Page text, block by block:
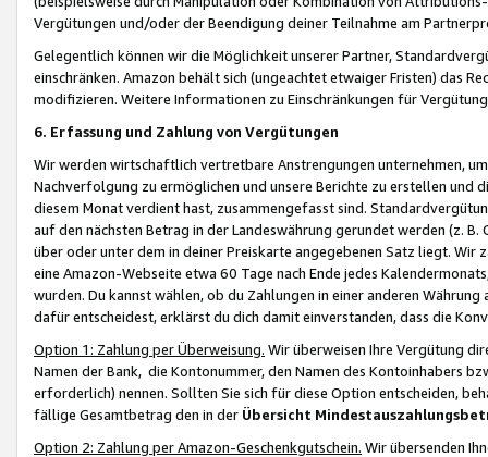
Vergütungen und/oder der Beendigung deiner Teilnahme am
Gelegentlich können wir die Möglichkeit unserer Partner,
einschränken. Amazon behält sich (ungeachtet etwaiger Fristen) das
modifizieren. Weitere Informationen zu Einschränkungen für
6. Erfassung und Zahlung von Vergütungen
Wir werden wirtschaftlich vertretbare Anstrengungen unternehmen,
Nachverfolgung zu ermöglichen und unsere Berichte zu erstellen und
diesem Monat verdient hast, zusammengefasst sind.
auf den nächsten Betrag in der Landeswährung gerundet werden (z.
über oder unter dem in deiner Preiskarte angegebenen Satz liegt.
eine Amazon-Webseite etwa 60 Tage nach Ende jedes
wurden. Du kannst wählen, ob du Zahlungen in einer anderen
dafür entscheidest, erklärst du dich damit einverstanden, dass die
Option 1: Zahlung per Überweisung. Wir überweisen Ihre Vergütung
Namen der Bank, die Kontonummer, den Namen des Kontoinhabers
erforderlich) nennen. Sollten Sie sich für diese Option entscheiden,
fällige Gesamtbetrag den in der Übersicht
Option 2: Zahlung per Amazon-Geschenkgutschein. Wir übersenden